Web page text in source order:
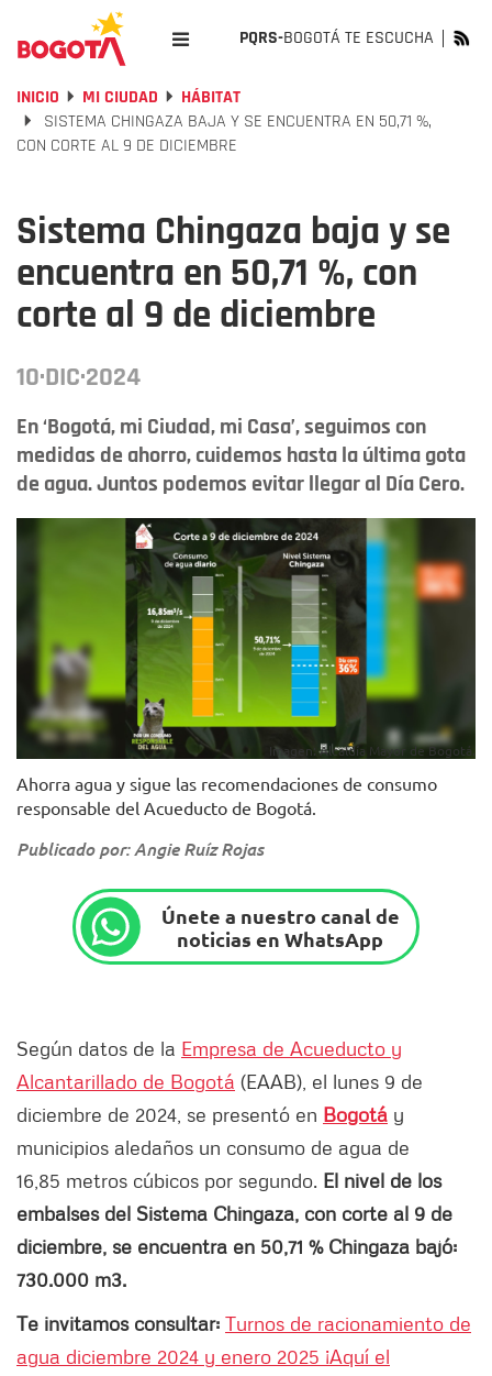
PQRS-BOGOTÁ TE ESCUCHA
INICIO MI CIUDAD
HÁBITAT
SISTEMA CHINGAZA BAJA Y SE ENCUENTRA EN 50,71 %,
CON CORTE AL 9 DE DICIEMBRE
Sistema Chingaza baja y se
encuentra en 50,71 %, con
corte al 9 de diciembre
10·DIC·2024
En ‘Bogotá, mi Ciudad, mi Casa’, seguimos con
medidas de ahorro, cuidemos hasta la última gota
de agua. Juntos podemos evitar llegar al Día Cero.
Imagen: Alcaldía Mayor de Bogotá.
Ahorra agua y sigue las recomendaciones de consumo
responsable del Acueducto de Bogotá.
Publicado por: Angie Ruíz Rojas
Únete a nuestro canal de
noticias en WhatsApp
Según datos de la Empresa de Acueducto y
Alcantarillado de Bogotá (EAAB), el lunes 9 de
diciembre de 2024, se presentó en Bogotá y
municipios aledaños un consumo de agua de
16,85 metros cúbicos por segundo. El nivel de los
embalses del Sistema Chingaza, con corte al 9 de
diciembre, se encuentra en 50,71 % Chingaza bajó:
730.000 m3.
Te invitamos consultar: Turnos de racionamiento de
agua diciembre 2024 y enero 2025 ¡Aquí el